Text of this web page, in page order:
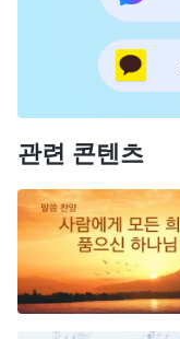
관련 콘텐츠